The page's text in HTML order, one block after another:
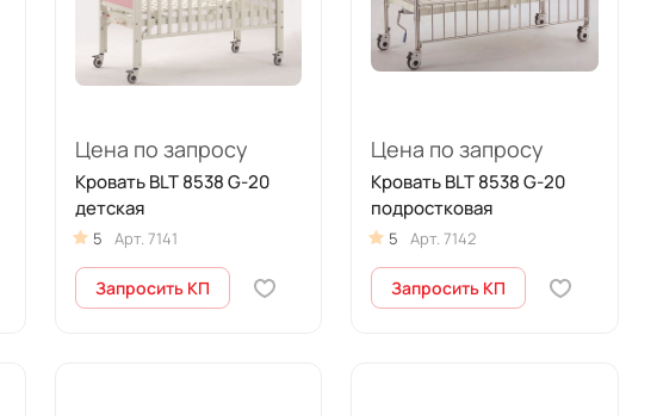
Цена по запросу
Кровать BLT 8538 G-20
детская
5 Арт. 7141
Запросить КП
Цена по запросу
Кровать BLT 8538 G-20
подростковая
5 Арт.7142
Запросить КП